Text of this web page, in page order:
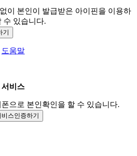
이 본인이 발급받은 아이핀을 이용하
수 있습니다.
기
도움말
비스
으로 본인확인을 할 수 있습니다.
스인증하기